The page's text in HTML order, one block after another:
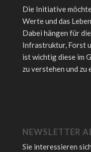
Die Initiative
Werte und das
Dabei hängen für
Infrastruktur, Forst
ist wichtig diese im
zu verstehen und zu
NEWSLETTER
Sie interessieren